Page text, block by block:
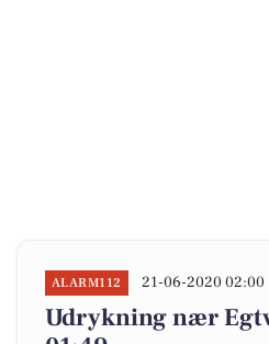
ALARM112 21-06-2020 02:00
Udrykning nær